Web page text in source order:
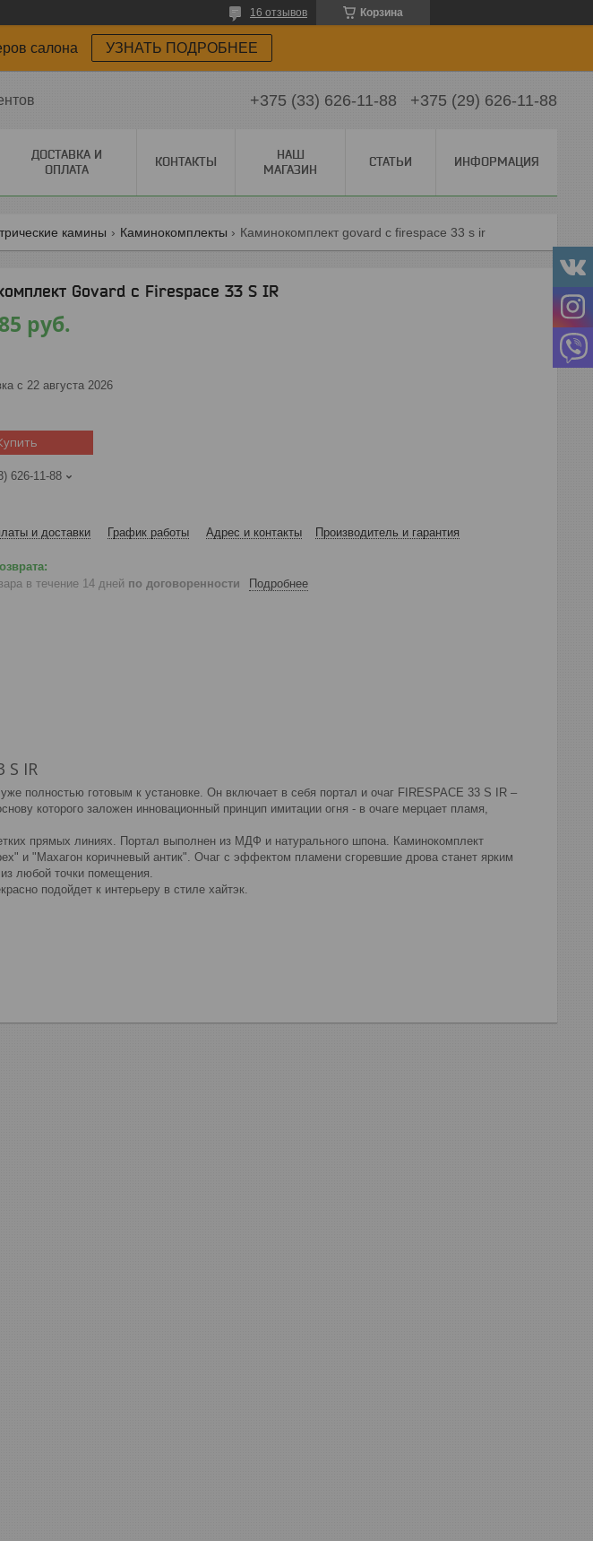
Корзина
16 отзывов
салона УЗНАТЬ ПОДРОБНЕЕ
+375 (33) 626-11-88 +375 (29) 626-11-88
ДОСТАВКА И
ОПЛАТА
КОНТАКТЫ
НАШ
МАГАЗИН
СТАТЬИ ИНФОРМАЦИЯ
камины Каминокомплекты Каминокомплект govard с firespace 33 s ir
Govard с Firespace 33 S IR
руб.
с 22 августа 2026
626-11-88
и доставки График работы Адрес и контакты Производитель и гарантия
в течение 14 дней по договоренности Подробнее
S IR
полностью готовым к установке. Он включает в себя портал и очаг FIRESPACE 33 S IR –
которого заложен инновационный принцип имитации огня - в очаге мерцает пламя,
прямых линиях. Портал выполнен из МДФ и натурального шпона. Каминокомплект
и "Махагон коричневый антик". Очаг с эффектом пламени сгоревшие дрова станет ярким
любой точки помещения.
подойдет к интерьеру в стиле хайтэк.